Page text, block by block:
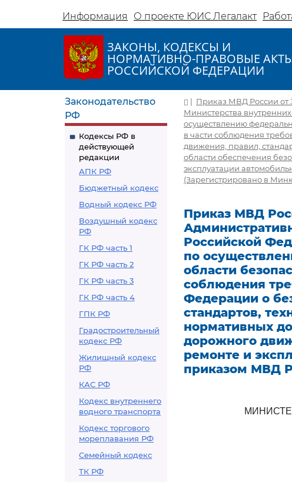
Информация О проекте ЮИС Легалакт
ЗАКОНЫ, КОДЕКСЫ И
НОРМАТИВНО-ПРАВОВЫЕ
РОССИЙСКОЙ ФЕДЕРАЦИИ
Законодательство
РФ
Кодексы РФ в
действующей
редакции
АПК РФ
Бюджетный кодекс
Водный кодекс РФ
Воздушный кодекс
РФ
ГК РФ часть 1
ГК РФ часть 2
ГК РФ часть 3
ГК РФ часть 4
ГПК РФ
Градостроительный
кодекс РФ
Жилищный кодекс
РФ
КАС РФ
Кодекс внутреннего
водного транспорта
Кодекс торгового
мореплавания РФ
Семейный кодекс
ТК РФ
| Приказ МВД России от
Министерства
осуществлению
в части соблюдения
движения, правил,
области обеспечения
эксплуатации
(Зарегистрировано в
Приказ МВД
Российской
по
области
соблюдения
Федерации о
стандартов,
нормативных
дорожного
ремонте и
приказом МВД